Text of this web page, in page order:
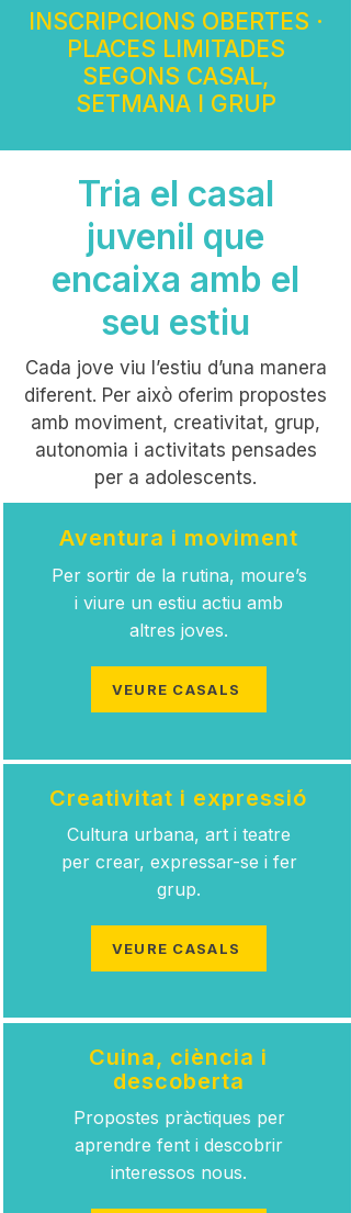
INSCRIPCIONS OBERTES ·
PLACES LIMITADES
SEGONS CASAL,
SETMANA I GRUP
Tria el casal
juvenil que
encaixa amb el
seu estiu
Cada jove viu l’estiu d’una manera
diferent. Per això oferim propostes
amb moviment, creativitat, grup,
autonomia i activitats pensades
per a adolescents.
Aventura i moviment
Per sortir de la rutina, moure’s
i viure un estiu actiu amb
altres joves.
VEURE CASALS
Creativitat i expressió
Cultura urbana, art i teatre
per crear, expressar-se i fer
grup.
VEURE CASALS
Cuina, ciència i
descoberta
Propostes pràctiques per
aprendre fent i descobrir
interessos nous.